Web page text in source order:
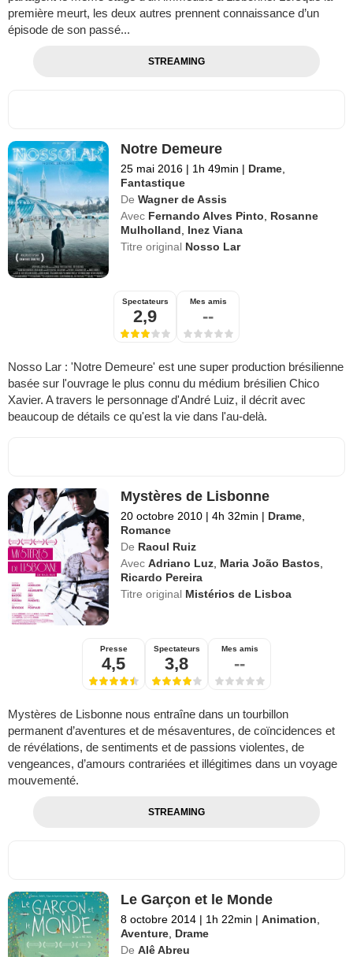
première meurt, les deux autres prennent connaissance d’un
épisode de son passé...
STREAMING
Notre Demeure
25 mai 2016 | 1h 49min | Drame
Fantastique
De Wagner de Assis
Avec Fernando Alves Pinto
Rosanne
Mulholland
Inez Viana
Titre original Nosso Lar
Spectateurs
2,9
Mes amis
--
Nosso Lar : 'Notre Demeure' est une super production brésilienne
basée sur l'ouvrage le plus connu du médium brésilien Chico
Xavier. A travers le personnage d'André Luiz, il décrit avec
beaucoup de détails ce qu'est la vie dans l'au-delà.
Mystères de Lisbonne
20 octobre 2010 | 4h 32min | Drame
Romance
De Raoul Ruiz
Avec Adriano Luz Maria João Bastos
Ricardo Pereira
Titre original Mistérios de Lisboa
Presse
4,5
Spectateurs
3,8
Mes amis
--
Mystères de Lisbonne nous entraîne dans un tourbillon
permanent d’aventures et de mésaventures, de coïncidences et
de révélations, de sentiments et de passions violentes, de
vengeances, d’amours contrariées et illégitimes dans un voyage
mouvementé.
STREAMING
Le Garçon et le Monde
8 octobre 2014 | 1h 22min | Animation
Aventure Drame
De Alê Abreu